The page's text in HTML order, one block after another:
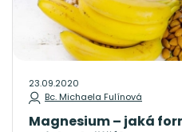
23.09.2020
Bc. Michaela Fulínová
Magnesium – jaká